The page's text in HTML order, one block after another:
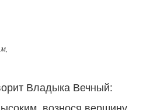
Владыка Вечный:
вознося вершину